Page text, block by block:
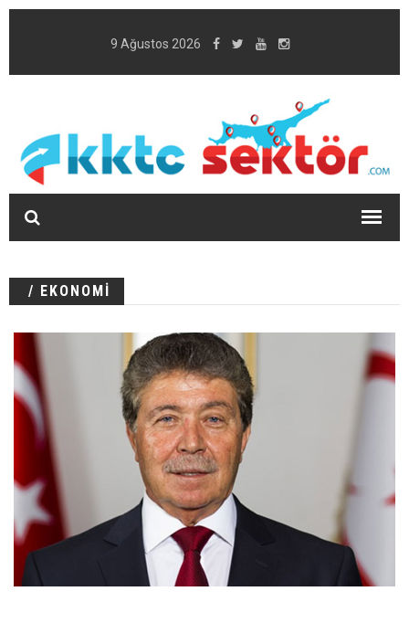
9 Ağustos 2026
/ EKONOMİ